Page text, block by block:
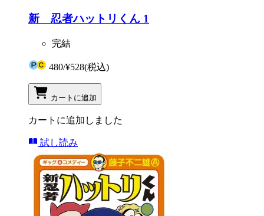
新 忍者ハットリくん 1
完結
480/¥528(税込)
カートに追加
カートに追加しました
試し読み